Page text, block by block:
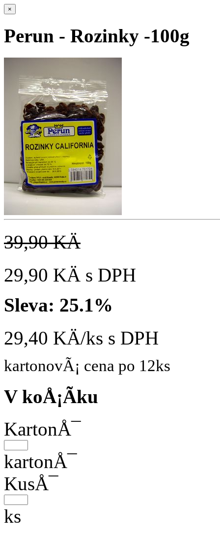
×
Perun - Rozinky -100g
39,90 KÄ
29,90 KÄ s DPH
Sleva: 25.1%
29,40 KÄ/ks s DPH
kartonovÃ¡ cena po 12ks
V koÅ¡Ã­ku
KartonÅ¯
kartonÅ¯
KusÅ¯
ks